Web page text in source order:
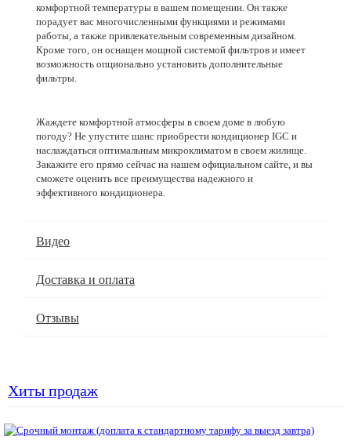
комфортной температуры в вашем помещении. Он также
порадует вас многочисленными функциями и режимами
работы, а также привлекательным современным дизайном.
Кроме того, он оснащен мощной системой фильтров и имеет
возможность опционально установить дополнительные
фильтры.
Жаждете комфортной атмосферы в своем доме в любую
погоду? Не упустите шанс приобрести кондиционер IGC и
наслаждаться оптимальным микроклиматом в своем жилище.
Закажите его прямо сейчас на нашем официальном сайте, и вы
сможете оценить все преимущества надежного и
эффективного кондиционера.
Видео
Доставка и оплата
Отзывы
Хиты продаж